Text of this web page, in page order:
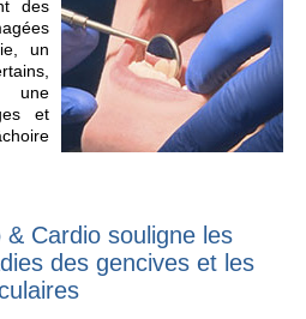
des
un
une
et
Cardio souligne les
des gencives et les